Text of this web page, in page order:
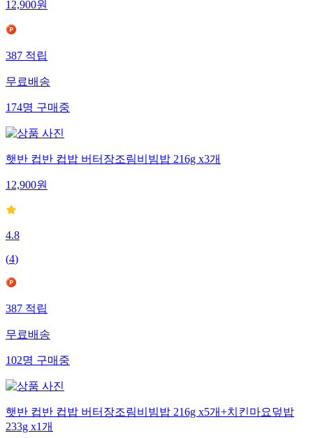
12,900원
387적립
무료배송
174명구매중
햇반 컵반 컵밥 버터장조림비빔밥 216g x3개
12,900원
4.8
(4)
387적립
무료배송
102명구매중
햇반 컵반 컵밥 버터장조림비빔밥 216g x5개+치킨마요덮밥
233g x1개